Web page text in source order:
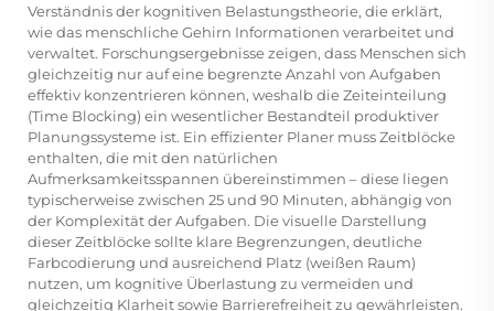
Verständnis der kognitiven Belastungstheorie, die erklärt,
wie das menschliche Gehirn Informationen verarbeitet und
verwaltet. Forschungsergebnisse zeigen, dass Menschen sich
gleichzeitig nur auf eine begrenzte Anzahl von Aufgaben
effektiv konzentrieren können, weshalb die Zeiteinteilung
(Time Blocking) ein wesentlicher Bestandteil produktiver
Planungssysteme ist. Ein effizienter Planer muss Zeitblöcke
enthalten, die mit den natürlichen
Aufmerksamkeitsspannen übereinstimmen – diese liegen
typischerweise zwischen 25 und 90 Minuten, abhängig von
der Komplexität der Aufgaben. Die visuelle Darstellung
dieser Zeitblöcke sollte klare Begrenzungen, deutliche
Farbcodierung und ausreichend Platz (weißen Raum)
nutzen, um kognitive Überlastung zu vermeiden und
gleichzeitig Klarheit sowie Barrierefreiheit zu gewährleisten.